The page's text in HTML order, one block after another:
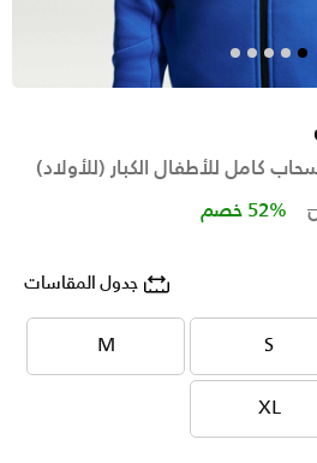
كامل للأطفال الكبار (للأولاد)
Price
to 52% خصم
جدول المقاسات
S
S
M
M
XL
XL